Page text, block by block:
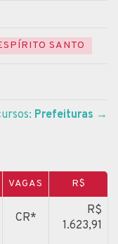
SANTO
Prefeituras →
VAGAS R$
CR*
R$
1.623,91